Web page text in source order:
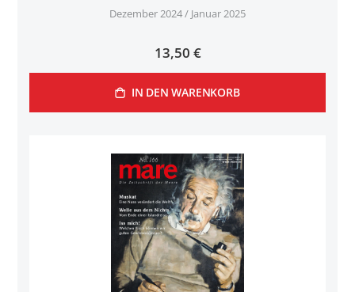
Dezember 2024 / Januar 2025
13,50 €
IN DEN WARENKORB